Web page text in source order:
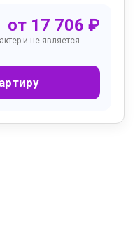
от 17 706 ₽
и не является